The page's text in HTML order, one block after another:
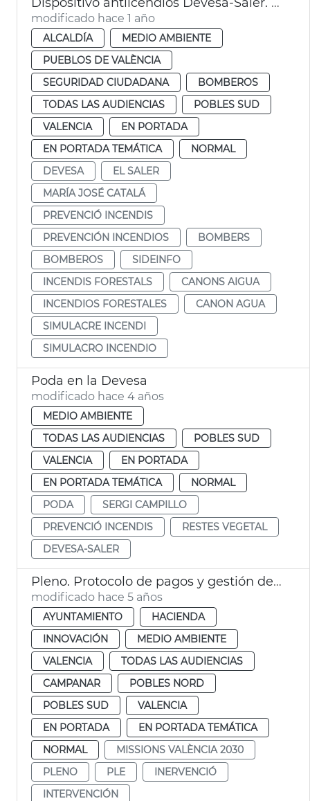
modificado hace 1 año
ALCALDÍA
MEDIO AMBIENTE
PUEBLOS DE VALÈNCIA
SEGURIDAD CIUDADANA
BOMBEROS
TODAS LAS AUDIENCIAS
POBLES SUD
VALENCIA
EN PORTADA
EN PORTADA TEMÁTICA
NORMAL
DEVESA
EL SALER
MARÍA JOSÉ CATALÁ
PREVENCIÓ INCENDIS
PREVENCIÓN INCENDIOS
BOMBERS
BOMBEROS
SIDEINFO
INCENDIS FORESTALS
CANONS AIGUA
INCENDIOS FORESTALES
CANON AGUA
SIMULACRE INCENDI
SIMULACRO INCENDIO
Poda en la Devesa
modificado hace 4 años
MEDIO AMBIENTE
TODAS LAS AUDIENCIAS
POBLES SUD
VALENCIA
EN PORTADA
EN PORTADA TEMÁTICA
NORMAL
PODA
SERGI CAMPILLO
PREVENCIÓ INCENDIS
RESTES VEGETAL
DEVESA-SALER
Pleno. Protocolo de pagos y gestión de proveedores
modificado hace 5 años
AYUNTAMIENTO
HACIENDA
INNOVACIÓN
MEDIO AMBIENTE
VALENCIA
TODAS LAS AUDIENCIAS
CAMPANAR
POBLES NORD
POBLES SUD
VALENCIA
EN PORTADA
EN PORTADA TEMÁTICA
NORMAL
MISSIONS VALÈNCIA 2030
PLENO
PLE
INERVENCIÓ
INTERVENCIÓN